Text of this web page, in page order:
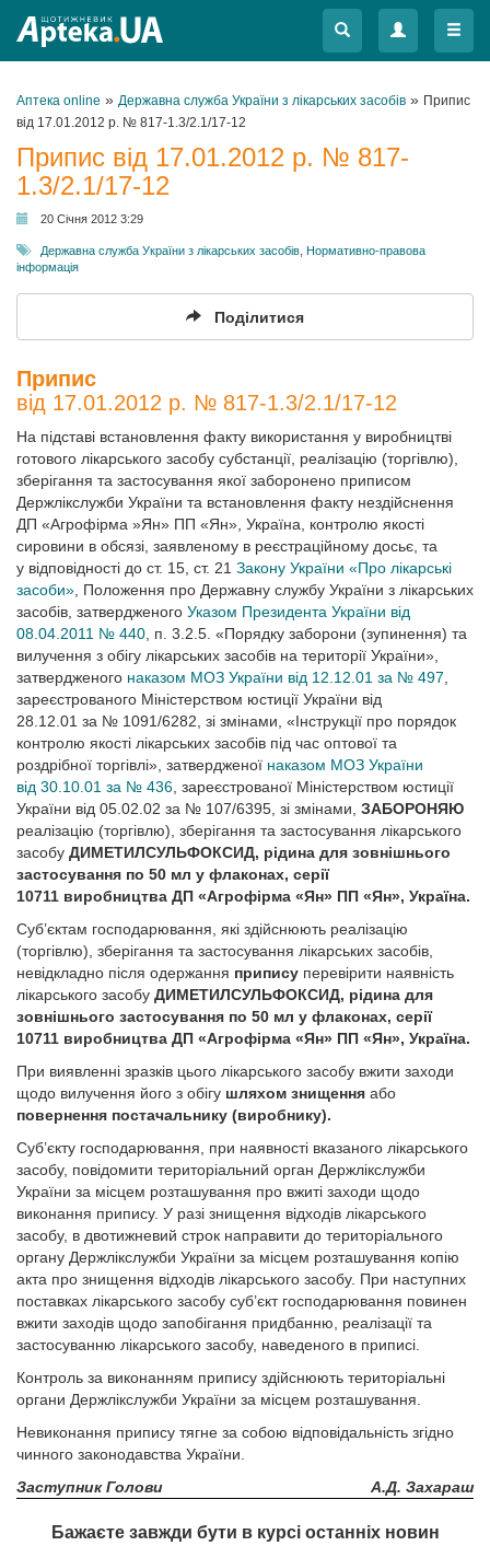
Меню
Меню
Аптека online » Державна служба України з лікарських засобів » Припис
від 17.01.2012 р. № 817-1.3/2.1/17-12
Припис від 17.01.2012 р. № 817-
1.3/2.1/17-12
20 Січня 2012 3:29
Державна служба України з лікарських засобів Нормативно-правова
інформація
Поділитися
Припис
від 17.01.2012 р. № 817-1.3/2.1/17-12
На підставі встановлення факту використання у виробництві
готового лікарського засобу субстанції, реалізацію (торгівлю),
зберігання та застосування якої заборонено приписом
Держлікслужби України та встановлення факту нездійснення
ДП «Агрофірма »Ян» ПП «Ян», Україна, контролю якості
сировини в обсязі, заявленому в реєстраційному досьє, та
у відповідності до ст. 15, ст. 21 Закону України «Про лікарські
засоби» , Положення про Державну службу України з лікарських
засобів, затвердженого Указом Президента України від
08.04.2011 № 440 , п. 3.2.5. «Порядку заборони (зупинення) та
вилучення з обігу лікарських засобів на території України»,
затвердженого наказом МОЗ України від 12.12.01 за № 497
зареєстрованого Міністерством юстиції України від
28.12.01 за № 1091/6282, зі змінами, «Інструкції про порядок
контролю якості лікарських засобів під час оптової та
роздрібної торгівлі», затвердженої наказом МОЗ України
від 30.10.01 за № 436 , зареєстрованої Міністерством юстиції
України від 05.02.02 за № 107/6395, зі змінами, ЗАБОРОНЯЮ
реалізацію (торгівлю), зберігання та застосування лікарського
засобу ДИМЕТИЛСУЛЬФОКСИД, рідина для зовнішнього
застосування по 50 мл у флаконах, серії
10711 виробництва ДП «Агрофірма «Ян» ПП «Ян», Україна.
Суб’єктам господарювання, які здійснюють реалізацію
(торгівлю), зберігання та застосування лікарських засобів,
невідкладно після одержання припису перевірити наявність
лікарського засобу ДИМЕТИЛСУЛЬФОКСИД, рідина для
зовнішнього застосування по 50 мл у флаконах, серії
10711 виробництва ДП «Агрофірма «Ян» ПП «Ян», Україна.
При виявленні зразків цього лікарського засобу вжити заходи
щодо вилучення його з обігу шляхом знищення або
повернення постачальнику (виробнику).
Суб’єкту господарювання, при наявності вказаного лікарського
засобу, повідомити територіальний орган Держлікслужби
України за місцем розташування про вжиті заходи щодо
виконання припису. У разі знищення відходів лікарського
засобу, в двотижневий строк направити до територіального
органу Держлікслужби України за місцем розташування копію
акта про знищення відходів лікарського засобу. При наступних
поставках лікарського засобу суб’єкт господарювання повинен
вжити заходів щодо запобігання придбанню, реалізації та
застосуванню лікарського засобу, наведеного в приписі.
Контроль за виконанням припису здійснюють територіальні
органи Держлікслужби України за місцем розташування.
Невиконання припису тягне за собою відповідальність згідно
чинного законодавства України.
Заступник Голови
А.Д. Захараш
Бажаєте завжди бути в курсі останніх новин